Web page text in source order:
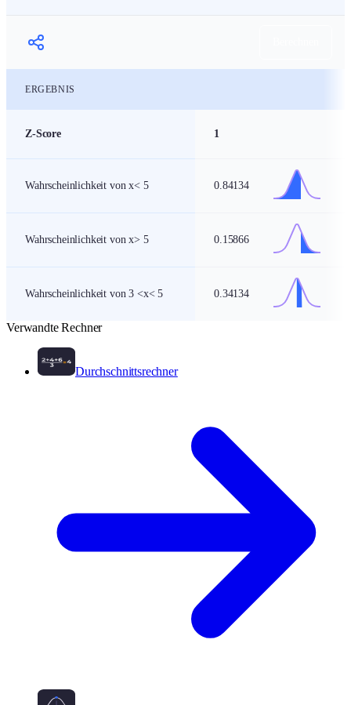
ERGEBNIS
Z-Score 1
Wahrscheinlichkeit von x< 5 0.84134
Wahrscheinlichkeit von x> 5 0.15866
Wahrscheinlichkeit von3<x<5 0.34134
Verwandte Rechner
Durchschnittsrechner